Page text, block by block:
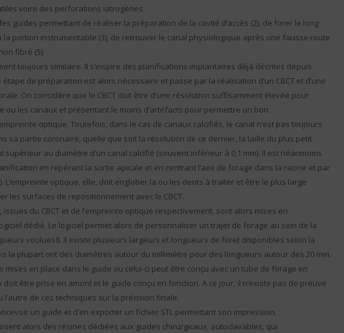
voire des perforations iatrogènes.
guides permettant de réaliser la préparation de la cavité d’accès (2), de forer le long
la portion instrumentable (3), de retrouver le canal physiologique après une fausse route
fibré (5).
toujours similaire. Il s’inspire des planifications implantaires déjà décrites depuis
de préparation est alors nécessaire et passe par la réalisation d’un CBCT et d’une
On considère que le CBCT doit être d’une résolution suffisamment élevée pour
ou les canaux et présentant le moins d’artéfacts pour permettre un bon
optique. Toutefois, dans le cas de canaux calcifiés, le canal n’est pas toujours
sa partie coronaire, quelle que soit la résolution de ce dernier, la taille du plus petit
au diamètre d’un canal calcifié (souvent inférieur à 0,1 mm). Il est néanmoins
en repérant la sortie apicale et en centrant l’axe de forage dans la racine et par
L’empreinte optique, elle, doit englober la ou les dents à traiter et être le plus large
les surfaces de repositionnement avec le CBCT.
issues du CBCT et de l’empreinte optique respectivement, sont alors mises en
dédié. Le logiciel permet alors de personnaliser un trajet de forage au sein de la
voulues8. Il existe plusieurs largeurs et longueurs de foret disponibles selon la
la plupart ont des diamètres autour du millimètre pour des longueurs autour des 20 mm.
mises en place dans le guide ou celui-ci peut être conçu avec un tube de forage en
être prise en amont et le guide conçu en fonction. A ce jour, il n’existe pas de preuve
l’autre de ces techniques sur la précision finale.
un guide et d’en exporter un fichier STL permettant son impression.
alors des résines dédiées aux guides chirurgicaux, autoclavables, qui